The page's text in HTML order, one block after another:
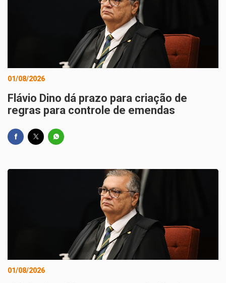
01/08/2026
Flávio Dino dá prazo para criação de
regras para controle de emendas
01/08/2026